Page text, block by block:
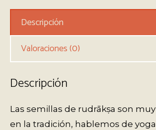
Descripción
Valoraciones (0)
Descripción
Las semillas de rudrākṣa son
en la tradición, hablemos de